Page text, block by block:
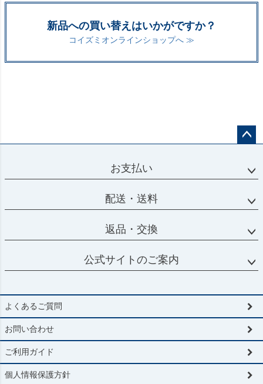
新品への買い替えはいかがですか？
コイズミオンラインショップへ ≫
ップ
お支払い
配送・送料
返品・交換
公式サイトのご案内
よくあるご質問
お問い合わせ
ご利用ガイド
個人情報保護方針